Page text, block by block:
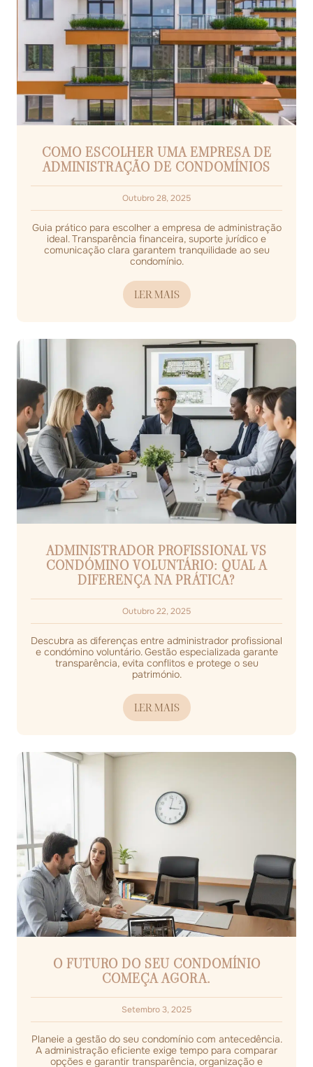
COMO ESCOLHER UMA EMPRESA DE
ADMINISTRAÇÃO DE CONDOMÍNIOS
Outubro 28, 2025
Guia prático para escolher a empresa de administração
ideal. Transparência financeira, suporte jurídico e
comunicação clara garantem tranquilidade ao seu
condomínio.
LER MAIS
ADMINISTRADOR PROFISSIONAL VS
CONDÓMINO VOLUNTÁRIO: QUAL A
DIFERENÇA NA PRÁTICA?
Outubro 22, 2025
Descubra as diferenças entre administrador profissional
e condómino voluntário. Gestão especializada garante
transparência, evita conflitos e protege o seu
património.
LER MAIS
O FUTURO DO SEU CONDOMÍNIO
COMEÇA AGORA.
Setembro 3, 2025
Planeie a gestão do seu condomínio com antecedência.
A administração eficiente exige tempo para comparar
opções e garantir transparência, organização e